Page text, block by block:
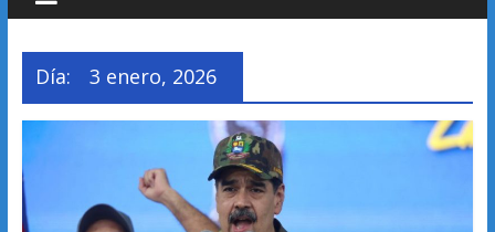
Día: 3 enero, 2026